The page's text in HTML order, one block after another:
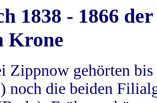
1838 - 1866
Krone
Zippnow gehörten
noch die beiden